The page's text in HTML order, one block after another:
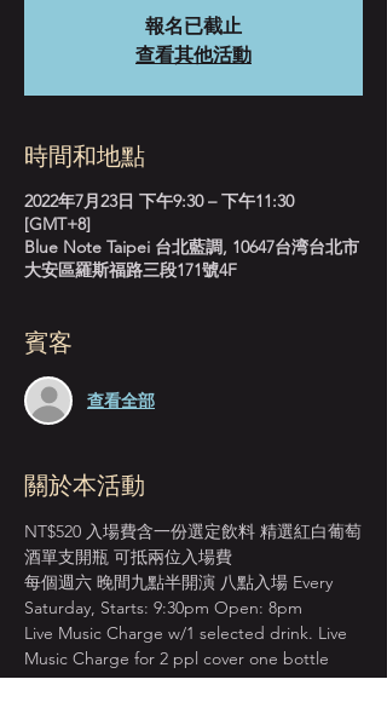
報名已截止
查看其他活動
時間和地點
2022年7月23日 下午9:30 – 下午11:30
[GMT+8]
Blue Note Taipei 台北藍調, 10647台湾台北市
大安區羅斯福路三段171號4F
賓客
查看全部
關於本活動
NT$520 入場費含一份選定飲料 精選紅白葡萄
酒單支開瓶 可抵兩位入場費
每個週六 晚間九點半開演 八點入場 Every
Saturday, Starts: 9:30pm Open: 8pm
Live Music Charge w/1 selected drink. Live
Music Charge for 2 ppl cover one bottle
wine.